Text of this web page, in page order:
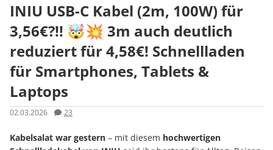
INIU USB-C Kabel (2m, 100W) für
3,56€?!! 🤯💥 3m auch deutlich
reduziert für 4,58€! Schnellladen
für Smartphones, Tablets &
Laptops
02.03.2026 23
Kabelsalat war gestern – mit diesem hochwertigen